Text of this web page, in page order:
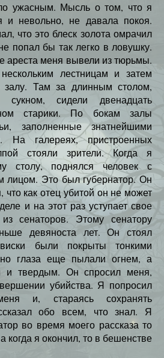
ужасным. Мысль о том, что я
и невольно, не давала покоя.
что это блеск золота омрачил
попал бы так легко в ловушку.
ареста меня вывели из тюрьмы.
лестницам и затем
Там за длинным столом,
сидели двенадцать
старики. По бокам залы
заполненные знатнейшими
На галереях, пристроенных
стояли зрители. Когда я
столу, поднялся человек с
лицом. Это был губернатор. Он
что как отец убитой он не может
и на этот раз уступает свое
сенаторов. Этому сенатору
девяноста лет. Он стоял
были покрыты тонкими
глаза еще пылали огнем, а
и твердым. Он спросил меня,
убийства. Я попросил
и, стараясь сохранять
обо всем, что знал. Я
во время моего рассказа то
когда я окончил, то в бешенстве